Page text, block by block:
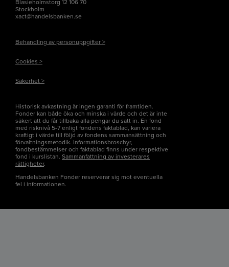
Blasieholmstorg 12 106 70
Stockholm
xact@handelsbanken.se
Behandling av personuppgifter >
Cookies >
Säkerhet >
Historisk avkastning är ingen garanti för framtiden.
Fonder kan både öka och minska i värde och det är inte
säkert att du får tillbaka alla pengar du satt in. En fond
med risknivå 5-7 enligt fondens faktablad, kan variera
kraftigt i värde till följd av fondens sammansättning och
förvaltningsmetodik. Informationsbroschyr,
fondbestämmelser och faktablad finns under respektive
fond i kurslistan. Sammanfattning av investerares
rättigheter.
Handelsbanken Fonder reserverar sig mot eventuella
fel i informationen.